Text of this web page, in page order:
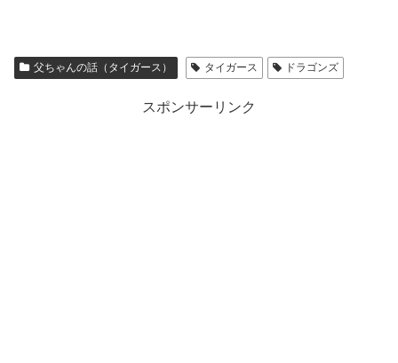
父ちゃんの話（タイガース） タイガース ドラゴンズ
スポンサーリンク